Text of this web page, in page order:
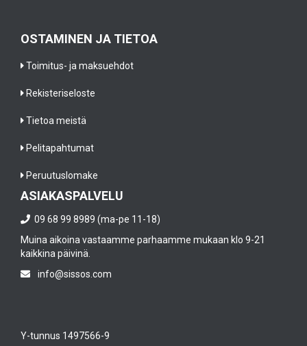
OSTAMINEN JA TIETOA
Toimitus- ja maksuehdot
Rekisteriseloste
Tietoa meistä
Pelitapahtumat
Peruutuslomake
ASIAKASPALVELU
09 68 99 8989 (ma-pe 11-18)
Muina aikoina vastaamme parhaamme mukaan klo 9-21
kaikkina päivinä.
info@sissos.com
Y-tunnus 1497566-9